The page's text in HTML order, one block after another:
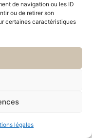
de navigation ou les ID
ou de retirer son
certaines caractéristiques
légales